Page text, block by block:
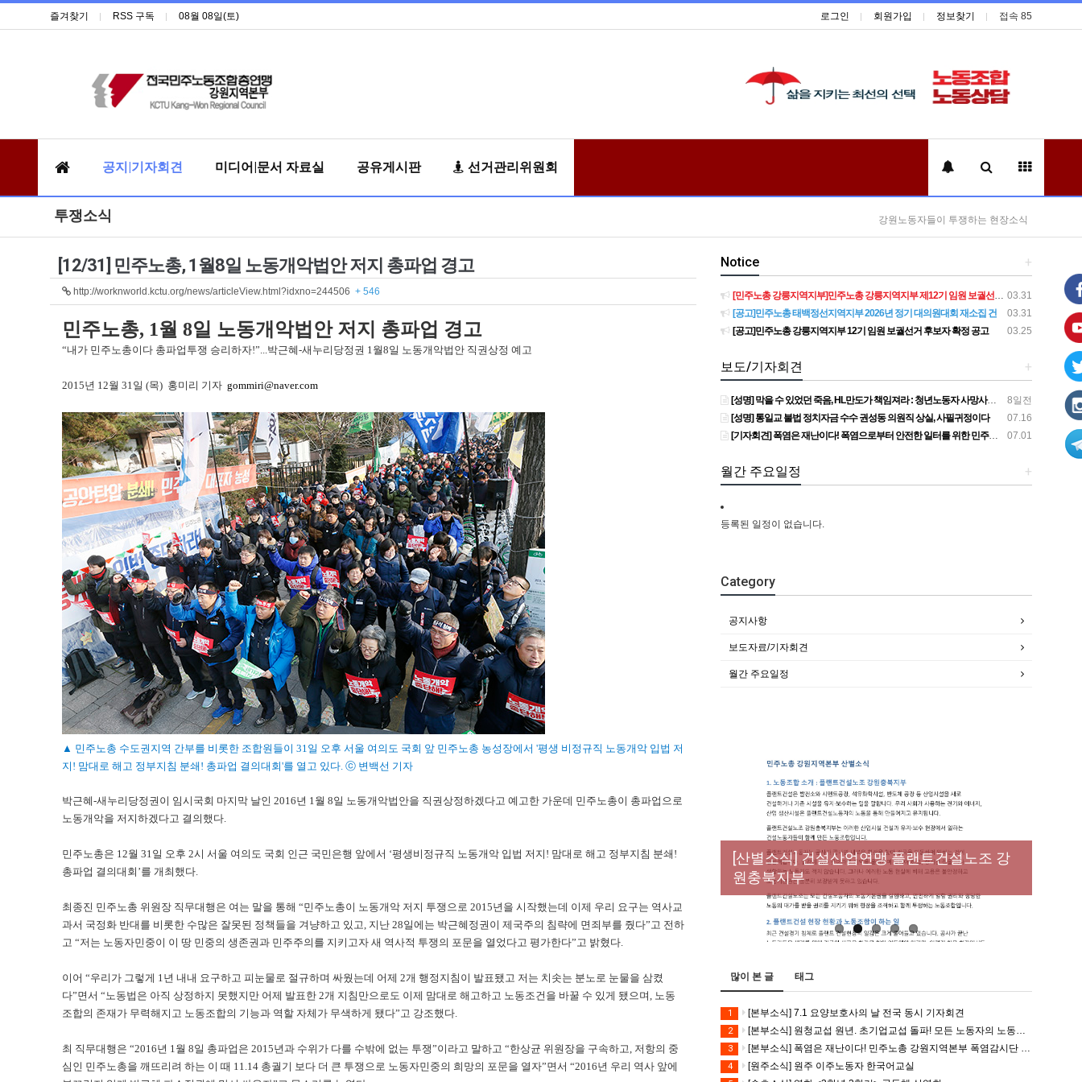
즐겨찾기 RSS 구독 08월 08일(토) 로그인 회원가입 정보찾기 접속 85
공지|기자회견 미디어|문서 자료실 공유게시판 선거관리위원회
투쟁소식 강원노동자들이 투쟁하는 현장소식
[12/31] 민주노총, 1월8일 노동개악법안 저지 총파업 경고
http://worknworld.kctu.org/news/articleView.html?idxno=244506 + 546
민주노총, 1월 8일 노동개악법안 저지 총파업 경고
“내가 민주노총이다 총파업투쟁 승리하자!”...박근혜-새누리당정권 1월8일 노동개악법안 직권상정 예고
2015년 12월 31일 (목) 홍미리 기자 gommiri@naver.com
▲ 민주노총 수도권지역 간부를 비롯한 조합원들이 31일 오후 서울 여의도 국회 앞 민주노총 농성장에서 '평생 비정규직 노동개악 입법 저
지! 맘대로 해고 정부지침 분쇄! 총파업 결의대회'를 열고 있다. ⓒ 변백선 기자
박근혜-새누리당정권이 임시국회 마지막 날인 2016년 1월 8일 노동개악법안을 직권상정하겠다고 예고한 가운데 민주노총이 총파업으로
노동개악을 저지하겠다고 결의했다.
민주노총은 12월 31일 오후 2시 서울 여의도 국회 인근 국민은행 앞에서 ‘평생비정규직 노동개악 입법 저지! 맘대로 해고 정부지침 분쇄!
총파업 결의대회’를 개최했다.
최종진 민주노총 위원장 직무대행은 여는 말을 통해 “민주노총이 노동개악 저지 투쟁으로 2015년을 시작했는데 이제 우리 요구는 역사교
과서 국정화 반대를 비롯한 수많은 잘못된 정책들을 겨냥하고 있고, 지난 28일에는 박근혜정권이 제국주의 침략에 면죄부를 줬다”고 전하
고 “저는 노동자민중이 이 땅 민중의 생존권과 민주주의를 지키고자 새 역사적 투쟁의 포문을 열었다고 평가한다”고 밝혔다.
이어 “우리가 그렇게 1년 내내 요구하고 피눈물로 절규하며 싸웠는데 어제 2개 행정지침이 발표됐고 저는 치솟는 분노로 눈물을 삼켰
다”면서 “노동법은 아직 상정하지 못했지만 어제 발표한 2개 지침만으로도 이제 맘대로 해고하고 노동조건을 바꿀 수 있게 됐으며, 노동
조합의 존재가 무력해지고 노동조합의 기능과 역할 자체가 무색하게 됐다”고 강조했다.
최 직무대행은 “2016년 1월 8일 총파업은 2015년과 수위가 다를 수밖에 없는 투쟁”이라고 말하고 “한상균 위원장을 구속하고, 저항의 중
심인 민주노총을 깨뜨리려 하는 이 때 11.14 총궐기 보다 더 큰 투쟁으로 노동자민중의 희망의 포문을 열자”면서 “2016년 우리 역사 앞에
+
Notice
03.31
[민주노총 강릉지역지부]민주노총 강릉지역지부 제12기 임원 보궐선거결과 공고
03.31
[공고]민주노총 태백정선지역지부 2026년 정기 대의원대회 재소집 건
03.25
[공고]민주노총 강릉지역지부 12기 임원 보궐선거 후보자 확정 공고
+
보도/기자회견
8일전
[성명] 막을 수 있었던 죽음, HL만도가 책임져라 : 청년노동자 사망사고의 철저한 진상규명과 재발방지 대책 마련하라
07.16
[성명] 통일교 불법 정치자금 수수 권성동 의원직 상실, 사필귀정이다
07.01
[기자회견] 폭염은 재난이다! 폭염으로부터 안전한 일터를 위한 민주노총 강원지역본부 폭염감시단 선포 기자회견
+
월간 주요일정
등록된 일정이 없습니다.
Category
공지사항
보도자료/기자회견
월간 주요일정
[성명] 막을 수 있었던 죽음, HL만도가 책임져
라 : 청년노동자 사망사고의 철저한 진상규명
과 재발방지 대책 마련하라
[산별소식] 건설산업연맹 플랜트건설노조 강
원충북지부
[강릉,속초,원주,춘천] 폭염감시단 사업 이모저
모
[조합원☆인터뷰] 서비스연맹 전국학교비정
규직노동조합 강원지부 김유미 춘천지회장
[본부소식] 강원지역 노동자 합창단 모임
많이 본 글 태그
1 [본부소식] 7.1 요양보호사의 날 전국 동시 기자회견
2 [본부소식] 원청교섭 원년. 초기업교섭 돌파! 모든 노동자의 노동기본권 쟁취! 민주노총 7.15 총파업대회
3 [본부소식] 폭염은 재난이다! 민주노총 강원지역본부 폭염감시단 선포 기자회견
4 [원주소식] 원주 이주노동자 한국어교실